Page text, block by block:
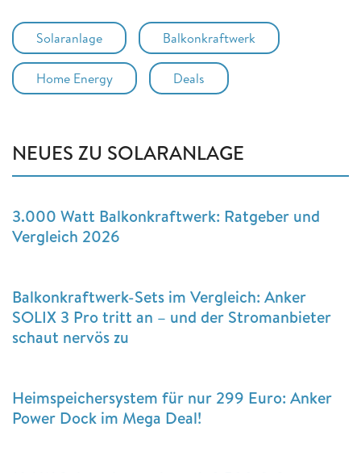
Solaranlage Balkonkraftwerk
Home Energy Deals
NEUES ZU SOLARANLAGE
3.000 Watt Balkonkraftwerk: Ratgeber und
Vergleich 2026
Balkonkraftwerk-Sets im Vergleich: Anker
SOLIX 3 Pro tritt an – und der Stromanbieter
schaut nervös zu
Heimspeichersystem für nur 299 Euro: Anker
Power Dock im Mega Deal!